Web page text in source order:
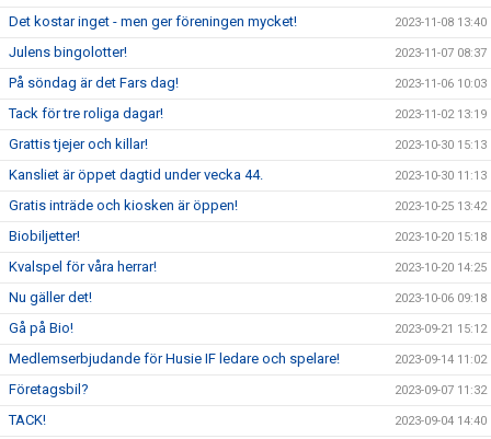
Det kostar inget - men ger föreningen mycket! 2023-11-08 13:40
Julens bingolotter! 2023-11-07 08:37
På söndag är det Fars dag! 2023-11-06 10:03
Tack för tre roliga dagar! 2023-11-02 13:19
Grattis tjejer och killar! 2023-10-30 15:13
Kansliet är öppet dagtid under vecka 44. 2023-10-30 11:13
Gratis inträde och kiosken är öppen! 2023-10-25 13:42
Biobiljetter! 2023-10-20 15:18
Kvalspel för våra herrar! 2023-10-20 14:25
Nu gäller det! 2023-10-06 09:18
Gå på Bio! 2023-09-21 15:12
Medlemserbjudande för Husie IF ledare och spelare! 2023-09-14 11:02
Företagsbil? 2023-09-07 11:32
TACK! 2023-09-04 14:40